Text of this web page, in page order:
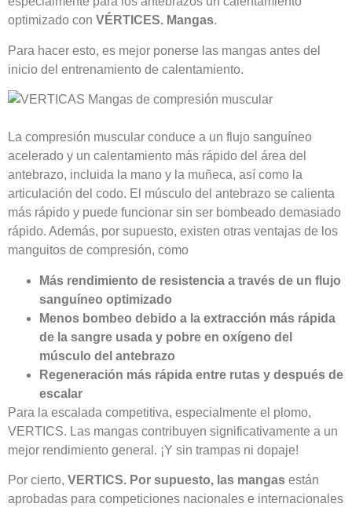
optimizado con VÉRTICES. Mangas.
Para hacer esto, es mejor ponerse las mangas antes del
inicio del entrenamiento de calentamiento.
La compresión muscular conduce a un flujo sanguíneo
acelerado y un calentamiento más rápido del área del
antebrazo, incluida la mano y la muñeca, así como la
articulación del codo. El músculo del antebrazo se calienta
más rápido y puede funcionar sin ser bombeado demasiado
rápido. Además, por supuesto, existen otras ventajas de los
manguitos de compresión, como
Más rendimiento de resistencia a través de un flujo
sanguíneo optimizado
Menos bombeo debido a la extracción más rápida
de la sangre usada y pobre en oxígeno del
músculo del antebrazo
Regeneración más rápida entre rutas y después de
escalar
Para la escalada competitiva, especialmente el plomo,
VERTICS. Las mangas contribuyen significativamente a un
mejor rendimiento general. ¡Y sin trampas ni dopaje!
Por cierto, VERTICS. Por supuesto, las mangas están
aprobadas para competiciones nacionales e internacionales